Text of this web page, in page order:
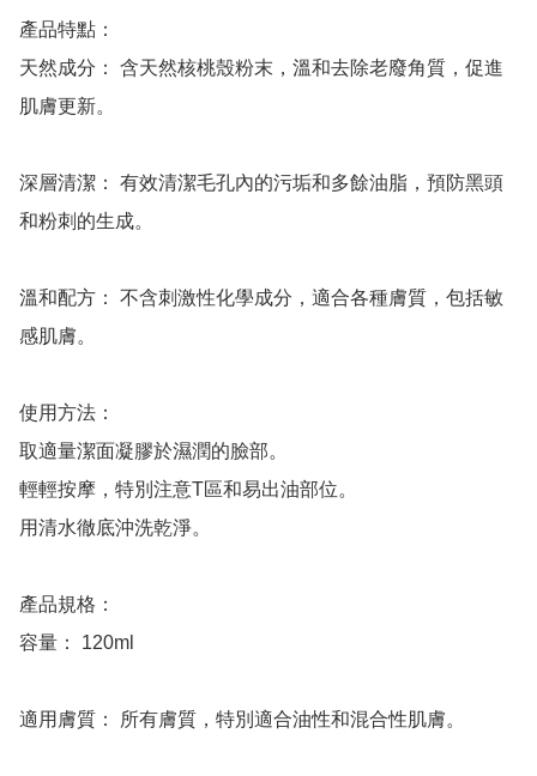
產品特點：
天然成分： 含天然核桃殼粉末，溫和去除老廢角質，促進
肌膚更新。
深層清潔： 有效清潔毛孔內的污垢和多餘油脂，預防黑頭
和粉刺的生成。
溫和配方： 不含刺激性化學成分，適合各種膚質，包括敏
感肌膚。
使用方法：
取適量潔面凝膠於濕潤的臉部。
輕輕按摩，特別注意T區和易出油部位。
用清水徹底沖洗乾淨。
產品規格：
容量： 120ml
適用膚質： 所有膚質，特別適合油性和混合性肌膚。